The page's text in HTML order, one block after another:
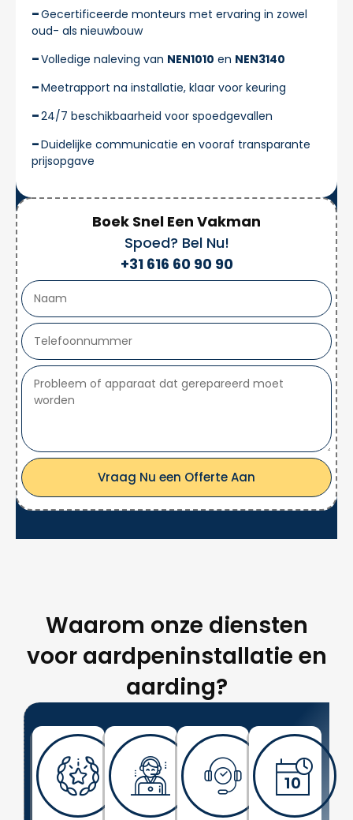
Gecertificeerde monteurs met ervaring in zowel
oud- als nieuwbouw
Volledige naleving van NEN1010 en NEN3140
Meetrapport na installatie, klaar voor keuring
24/7 beschikbaarheid voor spoedgevallen
Duidelijke communicatie en vooraf transparante
prijsopgave
Boek Snel Een Vakman
Spoed? Bel Nu!
+31 616 60 90 90
Vraag Nu een Offerte Aan
Waarom onze diensten
voor aardpeninstallatie en
aarding?